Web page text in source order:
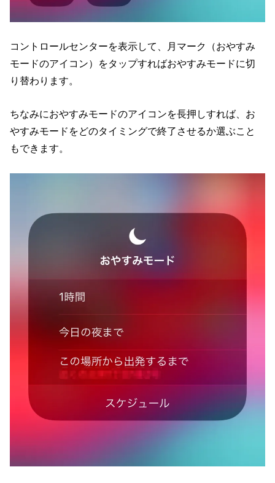
コントロールセンターを表示して、月マーク（おやすみ
モードのアイコン）をタップすればおやすみモードに切
り替わります。
ちなみにおやすみモードのアイコンを長押しすれば、お
やすみモードをどのタイミングで終了させるか選ぶこと
もできます。